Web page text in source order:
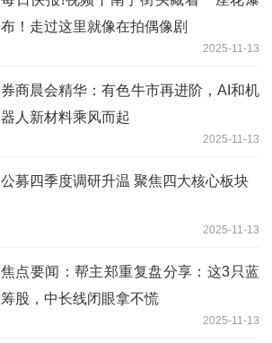
布！走过这里就像在拍偶像剧
2025-11-13
券商晨会精华：有色牛市再进阶，AI和机
器人新材料乘风而起
2025-11-13
公募四季度调研升温 聚焦四大核心板块
2025-11-13
焦点要闻：帮主郑重复盘分享：这3只蓝
筹股，中长线闭眼拿不慌
2025-11-13